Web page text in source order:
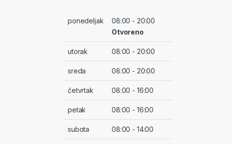
ponedeljak
08:00 - 20:00
Otvoreno
utorak 08:00 - 20:00
sreda 08:00 - 20:00
četvrtak 08:00 - 16:00
petak 08:00 - 16:00
subota 08:00 - 14:00